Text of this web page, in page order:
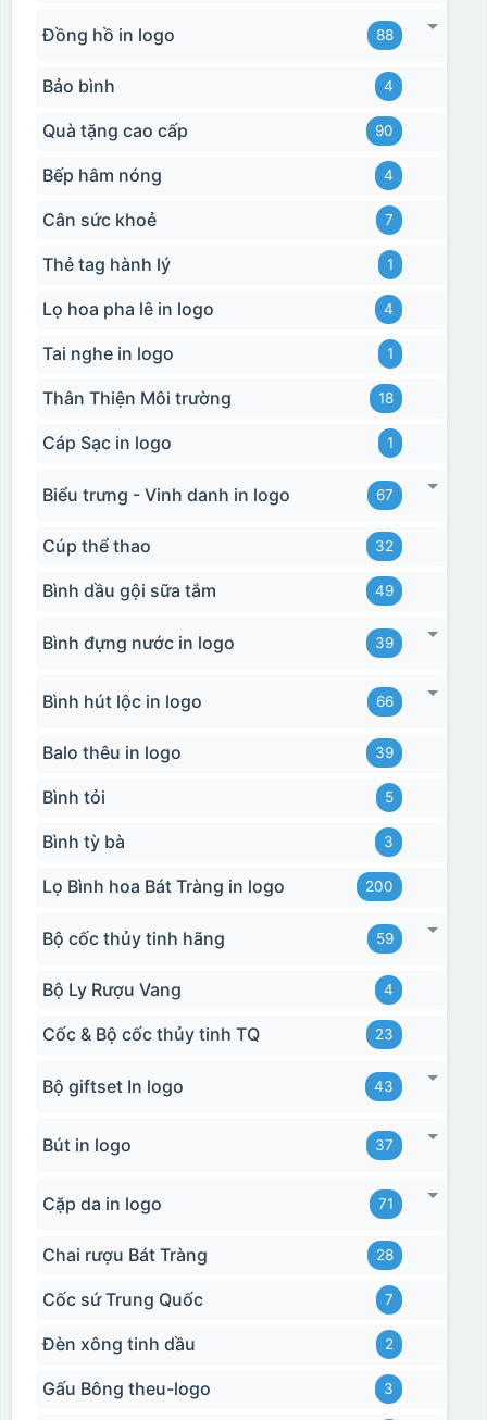
Đồng hồ in logo 88
Bảo bình 4
Quà tặng cao cấp 90
Bếp hâm nóng 4
Cân sức khoẻ 7
Thẻ tag hành lý 1
Lọ hoa pha lê in logo 4
Tai nghe in logo 1
Thân Thiện Môi trường 18
Cáp Sạc in logo 1
Biểu trưng - Vinh danh in logo 67
Cúp thể thao 32
Bình dầu gội sữa tắm 49
Bình đựng nước in logo 39
Bình hút lộc in logo 66
Balo thêu in logo 39
Bình tỏi 5
Bình tỳ bà 3
Lọ Bình hoa Bát Tràng in logo 200
Bộ cốc thủy tinh hãng 59
Bộ Ly Rượu Vang 4
Cốc & Bộ cốc thủy tinh TQ 23
Bộ giftset In logo 43
Bút in logo 37
Cặp da in logo 71
Chai rượu Bát Tràng 28
Cốc sứ Trung Quốc 7
Đèn xông tinh dầu 2
Gấu Bông theu-logo 3